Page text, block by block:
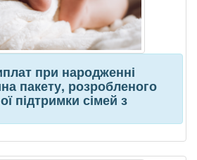
при народженні
пакету, розробленого
підтримки сімей з